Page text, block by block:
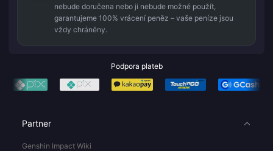
nebude doručena nebo ji nebude možné použít,
garantujeme 100% vrácení peněz – vaše peníze jsou
vždy chráněny.
Podpora plateb
Partner
Genshin Impact Wiki